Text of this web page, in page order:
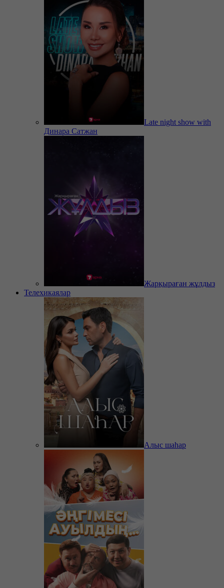
Late night show with
Динара Сатжан
Жарқыраған жұлдыз
Телехикаялар
Алыс шаһар